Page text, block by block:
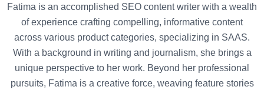
Fatima is an accomplished SEO content writer with a wealth
of experience crafting compelling, informative content
across various product categories, specializing in SAAS.
With a background in writing and journalism, she brings a
unique perspective to her work. Beyond her professional
pursuits, Fatima is a creative force, weaving feature stories